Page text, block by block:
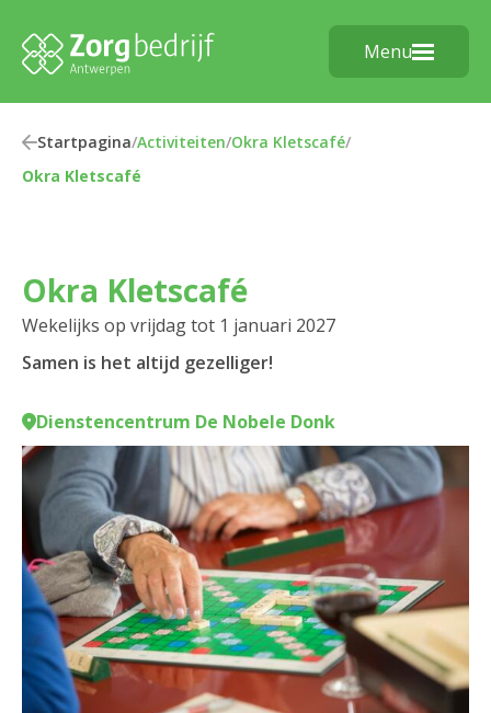
Menu
Startpagina/Activiteiten/Okra Kletscafé/
Okra Kletscafé
Okra Kletscafé
Wekelijks op vrijdag tot 1 januari 2027
Samen is het altijd gezelliger!
Dienstencentrum De Nobele Donk